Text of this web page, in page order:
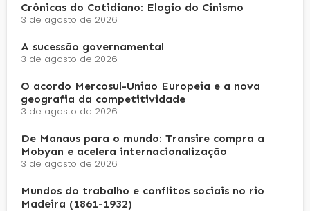
Crônicas do Cotidiano: Elogio do Cinismo
3 de agosto de 2026
A sucessão governamental
3 de agosto de 2026
O acordo Mercosul-União Europeia e a nova
geografia da competitividade
3 de agosto de 2026
De Manaus para o mundo: Transire compra a
Mobyan e acelera internacionalização
3 de agosto de 2026
Mundos do trabalho e conflitos sociais no rio
Madeira (1861-1932)